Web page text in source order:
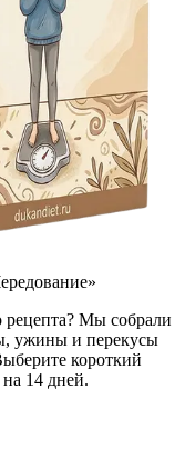
рецепта? Мы собрали
ужины и перекусы
короткий
14 дней.